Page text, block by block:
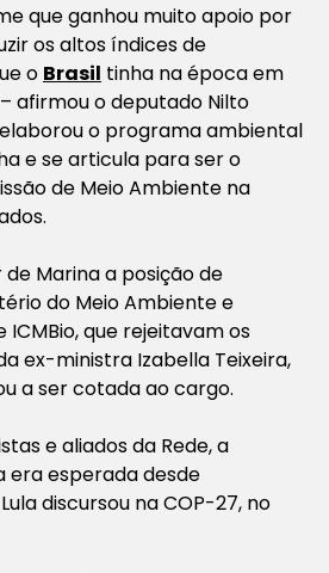
que ganhou muito apoio por
os altos índices de
o Brasil tinha na época em
afirmou o deputado Nilto
o programa ambiental
e se articula para ser o
de Meio Ambiente na
Marina a posição de
do Meio Ambiente e
que rejeitavam os
ex-ministra Izabella Teixeira,
a ser cotada ao cargo.
e aliados da Rede, a
era esperada desde
discursou na COP-27, no